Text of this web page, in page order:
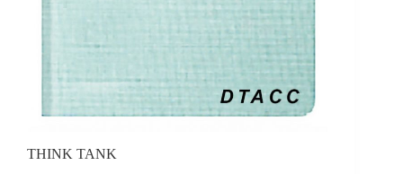
THINK TANK